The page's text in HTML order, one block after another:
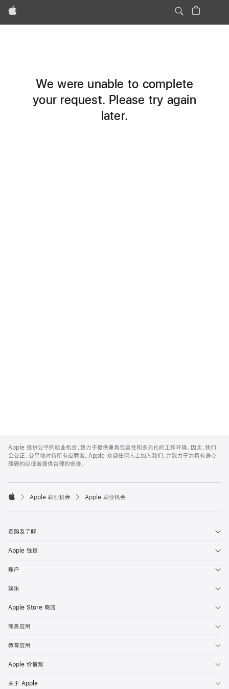
Apple
We were unable to complete
your request. Please try again
later.
Footer
Apple 提供公平的就业机会，致力于提供兼具包容性和多元化的工作环境。因此，我们
会公正、公平地对待所有应聘者。Apple 欢迎任何人士加入我们，并致力于为具有身心
障碍的应征者提供合理的安排。

Apple 职业机会 Apple 职业机会
选购及了解
Apple 钱包
账户
娱乐
Apple Store 商店
商务应用
教育应用
Apple 价值观
关于 Apple